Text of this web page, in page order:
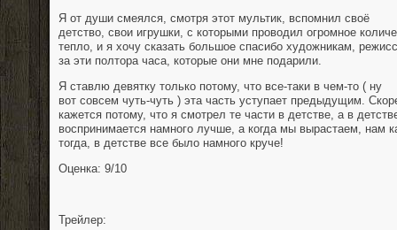
Я от души смеялся, смотря этот мультик, вспомнил своё
детство, свои игрушки, с которыми проводил огромное
тепло, и я хочу сказать большое спасибо художникам,
за эти полтора часа, которые они мне подарили.
Я ставлю девятку только потому, что все-таки в чем-то ( ну
вот совсем чуть-чуть ) эта часть уступает предыдущим.
кажется потому, что я смотрел те части в детстве, а в
воспринимается намного лучше, а когда мы вырастаем, нам
тогда, в детстве все было намного круче!
Оценка: 9/10
Трейлер: